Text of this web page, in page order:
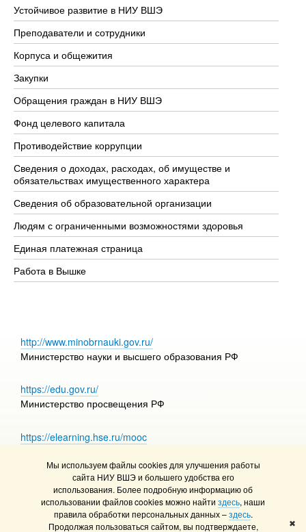
Мы используем файлы cookies для улучшения работы
сайта НИУ ВШЭ и большего удобства его
использования. Более подробную информацию об
использовании файлов cookies можно найти здесь, наши
правила обработки персональных данных –здесь.
Продолжая пользоваться сайтом, вы подтверждаете,
✖
Устойчивое развитие в НИУ ВШЭ
Преподаватели и сотрудники
Корпуса и общежития
Закупки
Обращения граждан в НИУ ВШЭ
Фонд целевого капитала
Противодействие коррупции
Сведения о доходах, расходах, об имуществе и
обязательствах имущественного характера
Сведения об образовательной организации
Людям с ограниченными возможностями здоровья
Единая платежная страница
Работа в Вышке
http://www.minobrnauki.gov.ru/
Министерство науки и высшего образования РФ
https://edu.gov.ru/
Министерство просвещения РФ
https://elearning.hse.ru/mooc
© НИУ ВШЭ 1993–2026
Адреса и контакты
Условия использования материалов